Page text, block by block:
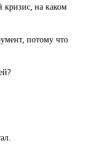
на каком
потому что